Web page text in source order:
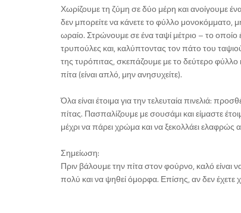
Χωρίζουμε τη ζύμη σε δύο μέρη και ανοίγουμε
δεν μπορείτε να κάνετε το φύλλο μονοκόμματο,
ωραίο. Στρώνουμε σε ένα ταψί μέτριο – το οποίο
τρυπούλες και, καλύπτοντας τον πάτο του
της τυρόπιτας, σκεπάζουμε με το δεύτερο
πίτα (είναι απλό, μην ανησυχείτε).
Όλα είναι έτοιμα για την τελευταία πινελιά:
πίτας. Πασπαλίζουμε με σουσάμι και είμαστε
μέχρι να πάρει χρώμα και να ξεκολλάει ελαφρώς
Σημείωση:
Πριν βάλουμε την πίτα στον φούρνο, καλό είναι
πολύ και να ψηθεί όμορφα. Επίσης, αν δεν έχετε